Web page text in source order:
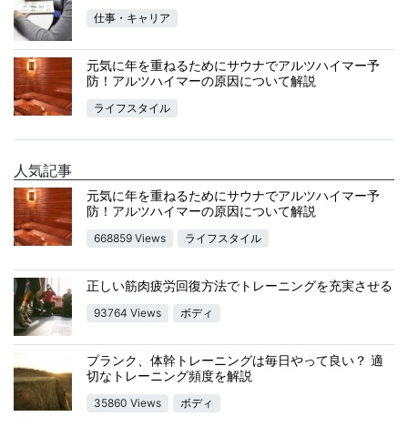
仕事・キャリア
元気に年を重ねるためにサウナでアルツハイマー予
防！アルツハイマーの原因について解説
ライフスタイル
人気記事
元気に年を重ねるためにサウナでアルツハイマー予
防！アルツハイマーの原因について解説
668859 Views ライフスタイル
正しい筋肉疲労回復方法でトレーニングを充実させる
93764 Views ボディ
プランク、体幹トレーニングは毎日やって良い？ 適
切なトレーニング頻度を解説
35860 Views ボディ